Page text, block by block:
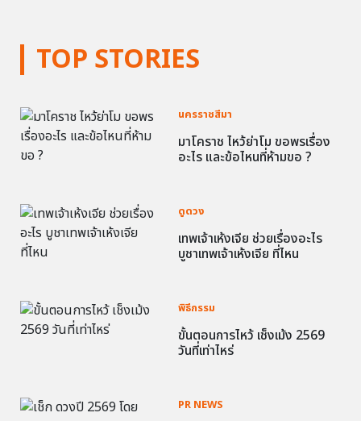
TOP STORIES
นครราชสีมา
มาโคราช ไหว้ย่าโม ขอพรเรื่อง
อะไร และข้อไหนที่ห้ามขอ ?
ดูดวง
เทพเจ้าเห้งเจีย ช่วยเรื่องอะไร
บูชาเทพเจ้าเห้งเจีย ที่ไหน
พิธีกรรม
ขั้นตอนการไหว้ เช็งเม้ง 2569
วันที่เท่าไหร่
PR NEWS